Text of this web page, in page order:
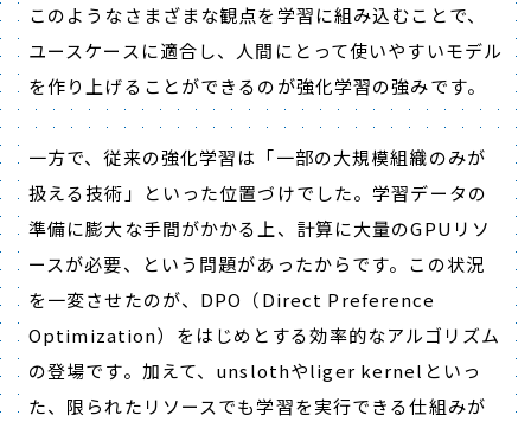
このようなさまざまな観点を学習に組み込むことで、
ユースケースに適合し、人間にとって使いやすいモデル
を作り上げることができるのが強化学習の強みです。
一方で、従来の強化学習は「一部の大規模組織のみが
扱える技術」といった位置づけでした。学習データの
準備に膨大な手間がかかる上、計算に大量のGPUリソ
ースが必要、という問題があったからです。この状況
を一変させたのが、DPO（Direct Preference
Optimization）をはじめとする効率的なアルゴリズム
の登場です。加えて、unslothやliger kernelといっ
た、限られたリソースでも学習を実行できる仕組みが